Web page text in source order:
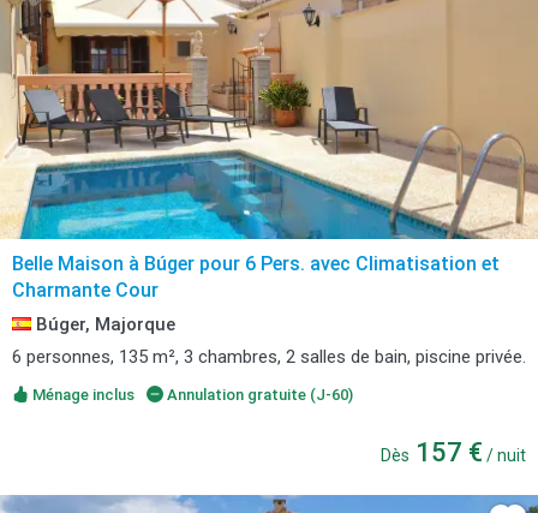
Belle Maison à Búger pour 6 Pers. avec Climatisation et
Charmante Cour
Búger, Majorque
6 personnes, 135 m², 3 chambres, 2 salles de bain, piscine privée.
Ménage inclus Annulation gratuite (J-60)
Dès 157 € / nuit